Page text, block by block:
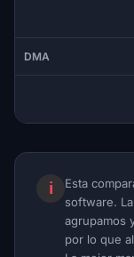
DMA
ℹ
Esta
software.
agrupamos
por lo que